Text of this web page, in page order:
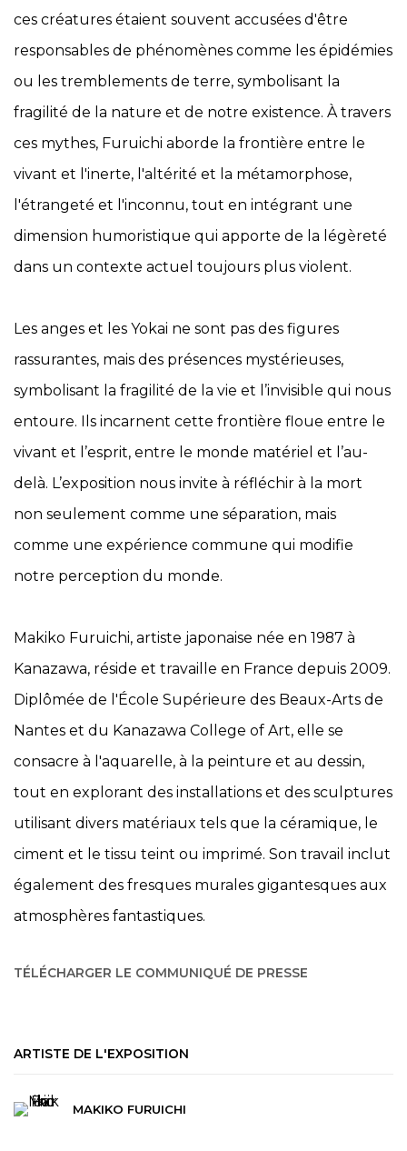
ces créatures étaient souvent accusées d'être
responsables de phénomènes comme les épidémies
ou les tremblements de terre, symbolisant la
fragilité de la nature et de notre existence. À travers
ces mythes, Furuichi aborde la frontière entre le
vivant et l'inerte, l'altérité et la métamorphose,
l'étrangeté et l'inconnu, tout en intégrant une
dimension humoristique qui apporte de la légèreté
dans un contexte actuel toujours plus violent.
Les anges et les Yokai ne sont pas des figures
rassurantes, mais des présences mystérieuses,
symbolisant la fragilité de la vie et l’invisible qui nous
entoure. Ils incarnent cette frontière floue entre le
vivant et l’esprit, entre le monde matériel et l’au-
delà. L’exposition nous invite à réfléchir à la mort
non seulement comme une séparation, mais
comme une expérience commune qui modifie
notre perception du monde.
Makiko Furuichi, artiste japonaise née en 1987 à
Kanazawa, réside et travaille en France depuis 2009.
Diplômée de l'École Supérieure des Beaux-Arts de
Nantes et du Kanazawa College of Art, elle se
consacre à l'aquarelle, à la peinture et au dessin,
tout en explorant des installations et des sculptures
utilisant divers matériaux tels que la céramique, le
ciment et le tissu teint ou imprimé. Son travail inclut
également des fresques murales gigantesques aux
atmosphères fantastiques.
TÉLÉCHARGER LE COMMUNIQUÉ DE PRESSE
ARTISTE DE L'EXPOSITION
MAKIKO FURUICHI